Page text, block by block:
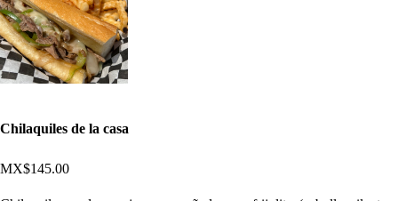
Chilaquiles de la casa
MX$145.00